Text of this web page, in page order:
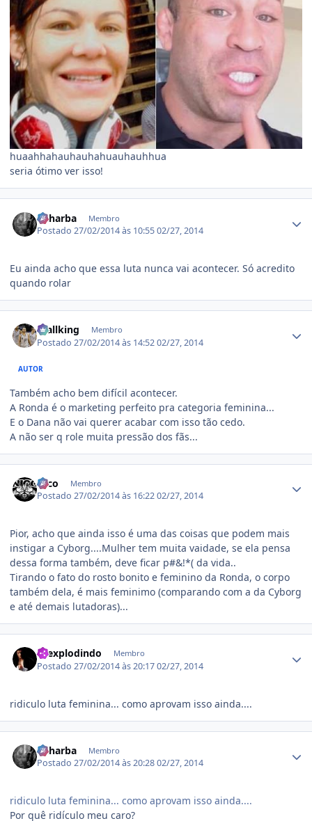
huaahhahauhauhahuauhauhhua
seria ótimo ver isso!
oaharba Membro
Postado27/02/2014 às 10:5502/27, 2014
Eu ainda acho que essa luta nunca vai acontecer. Só acredito
quando rolar
Wallking Membro
Postado27/02/2014 às 14:5202/27, 2014
AUTOR
Também acho bem difícil acontecer.
A Ronda é o marketing perfeito pra categoria feminina...
E o Dana não vai querer acabar com isso tão cedo.
A não ser q role muita pressão dos fãs...
Nico Membro
Postado27/02/2014 às 16:2202/27, 2014
Pior, acho que ainda isso é uma das coisas que podem mais
instigar a Cyborg....Mulher tem muita vaidade, se ela pensa
dessa forma também, deve ficar p#&!*( da vida..
Tirando o fato do rosto bonito e feminino da Ronda, o corpo
também dela, é mais feminimo (comparando com a da Cyborg
e até demais lutadoras)...
toexplodindo Membro
Postado27/02/2014 às 20:1702/27, 2014
ridiculo luta feminina... como aprovam isso ainda....
oaharba Membro
Postado27/02/2014 às 20:2802/27, 2014
ridiculo luta feminina... como aprovam isso ainda....
Por quê ridículo meu caro?